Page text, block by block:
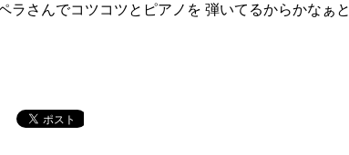
ラさんでコツコツとピアノを 弾いてるからかなぁと